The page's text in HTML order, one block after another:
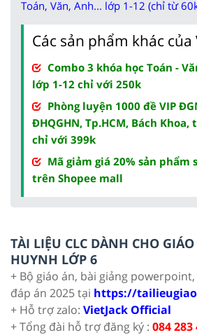
Toán, Văn, Anh... lớp 1-12 (chỉ từ
Các sản phẩm khác của
Combo 3 khóa học Toán -
lớp 1-12 chỉ với 250k
Phòng luyện 1000 đề VIP
ĐHQGHN, Tp.HCM, Bách Khoa,
chỉ với 399k
Mã giảm giá 20% sản phẩm
trên Shopee mall
TÀI LIỆU CLC DÀNH CHO
HUYNH LỚP 6
+ Bộ giáo án, bài giảng
đáp án 2025 tại https://
+ Hỗ trợ zalo: VietJack Official
+ Tổng đài hỗ trợ đăng ký : 084 283